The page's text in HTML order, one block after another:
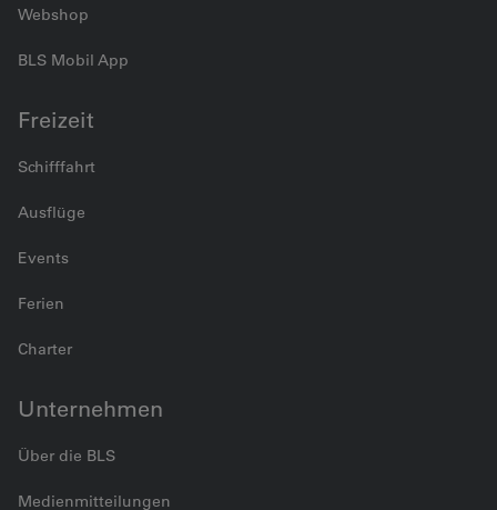
Webshop
BLS Mobil App
Freizeit
Schifffahrt
Ausflüge
Events
Ferien
Charter
Unternehmen
Über die BLS
Medienmitteilungen